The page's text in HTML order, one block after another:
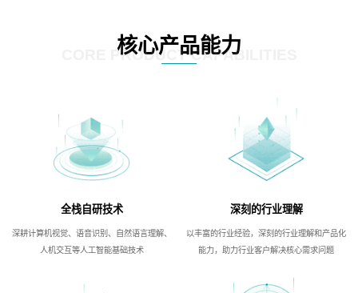
核心产品能力
CORE PRODUCT CAPABILITIES
全栈自研技术
深耕计算机视觉、语音识别、自然语言理解、
人机交互等人工智能基础技术
深刻的行业理解
以丰富的行业经验，深刻的行业理解和产品化
能力，助力行业客户解决核心需求问题